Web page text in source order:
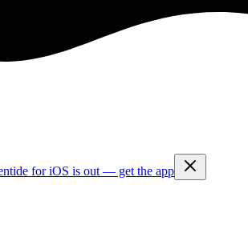
for iOS is out — get the app